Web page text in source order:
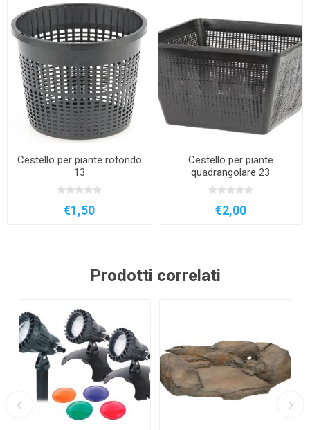
Cestello per piante rotondo
13
€1,50
Cestello per piante
quadrangolare 23
€2,00
Prodotti correlati